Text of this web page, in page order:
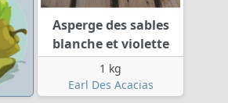
Asperge des sables
blanche et violette
1 kg
Earl Des Acacias